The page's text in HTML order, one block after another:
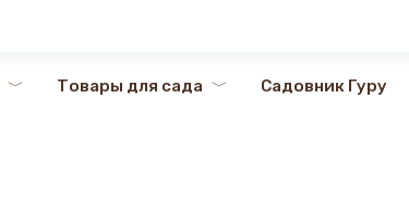
Товары для сада Садовник Гуру